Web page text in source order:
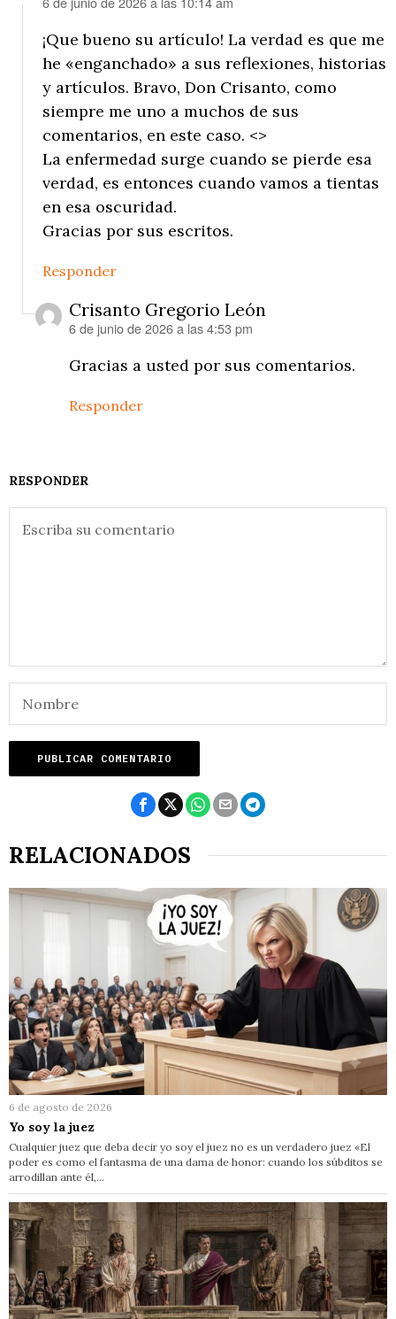
dice:
¡Que bueno su artículo! La verdad es que me
he «enganchado» a sus reflexiones, historias
y artículos. Bravo, Don Crisanto, como
siempre me uno a muchos de sus
comentarios, en este caso. <>
La enfermedad surge cuando se pierde esa
verdad, es entonces cuando vamos a tientas
en esa oscuridad.
Gracias por sus escritos.
Responder
Crisanto Gregorio León
dice:
6 de junio de 2026 a las 4:53 pm
Gracias a usted por sus comentarios.
Responder
RESPONDER
RELACIONADOS
6 de agosto de 2026
Yo soy la juez
Cualquier juez que deba decir yo soy el juez no es un verdadero juez «El
poder es como el fantasma de una dama de honor: cuando los súbditos se
arrodillan ante él,…